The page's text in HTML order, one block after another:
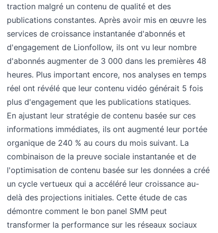
traction malgré un contenu de qualité et des
publications constantes. Après avoir mis en œuvre les
services de croissance instantanée d'abonnés et
d'engagement de Lionfollow, ils ont vu leur nombre
d'abonnés augmenter de 3 000 dans les premières 48
heures. Plus important encore, nos analyses en temps
réel ont révélé que leur contenu vidéo générait 5 fois
plus d'engagement que les publications statiques.
En ajustant leur stratégie de contenu basée sur ces
informations immédiates, ils ont augmenté leur portée
organique de 240 % au cours du mois suivant. La
combinaison de la preuve sociale instantanée et de
l'optimisation de contenu basée sur les données a créé
un cycle vertueux qui a accéléré leur croissance au-
delà des projections initiales. Cette étude de cas
démontre comment le bon panel SMM peut
transformer la performance sur les réseaux sociaux